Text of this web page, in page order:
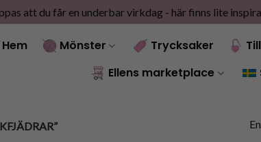
att du får en underbar virkdag - här finns lite
Hem Mönster Trycksaker
Ellens marketplace